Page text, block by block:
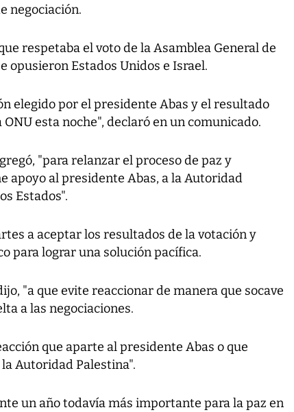
negociación.
respetaba el voto de la Asamblea General de
opusieron Estados Unidos e Israel.
elegido por el presidente Abas y el resultado
esta noche", declaró en un comunicado.
"para relanzar el proceso de paz y
apoyo al presidente Abas, a la Autoridad
Estados".
a aceptar los resultados de la votación y
para lograr una solución pacífica.
"a que evite reaccionar de manera que socave
a las negociaciones.
que aparte al presidente Abas o que
Autoridad Palestina".
un año todavía más importante para la paz en